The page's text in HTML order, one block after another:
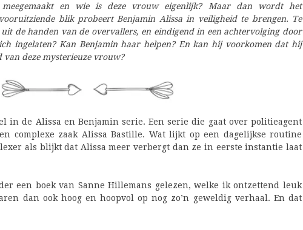
en wie is deze vrouw eigenlijk?
Maar dan wordt het
blik probeert Benjamin Alissa in veiligheid te brengen. Te
de handen van de overvallers, en eindigend in een achtervolging door
ingelaten? Kan Benjamin haar helpen? En kan hij voorkomen dat hij
van deze mysterieuze vrouw?
in de Alissa en Benjamin serie. Een serie die gaat over politieagent
complexe zaak Alissa Bastille. Wat lijkt op een dagelijkse routine
als blijkt dat Alissa meer verbergt dan ze in eerste instantie laat
een boek van Sanne Hillemans gelezen, welke ik ontzettend leuk
dan ook hoog en hoopvol op nog zo’n geweldig verhaal. En dat